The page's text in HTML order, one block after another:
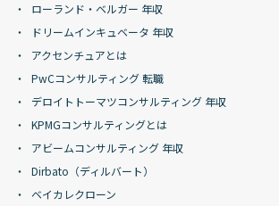
ローランド・ベルガー 年収
ドリームインキュベータ 年収
アクセンチュアとは
PwCコンサルティング 転職
デロイトトーマツコンサルティング 年収
KPMGコンサルティングとは
アビームコンサルティング 年収
Dirbato（ディルバート）
ベイカレクローン